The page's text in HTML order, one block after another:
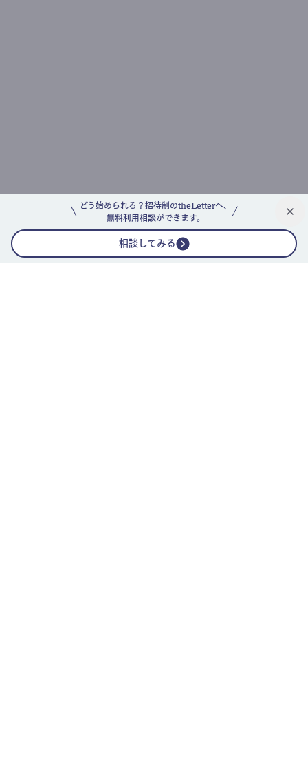
どう始められる？招待制のtheLetterへ、
無料利用相談ができます。
相談してみる